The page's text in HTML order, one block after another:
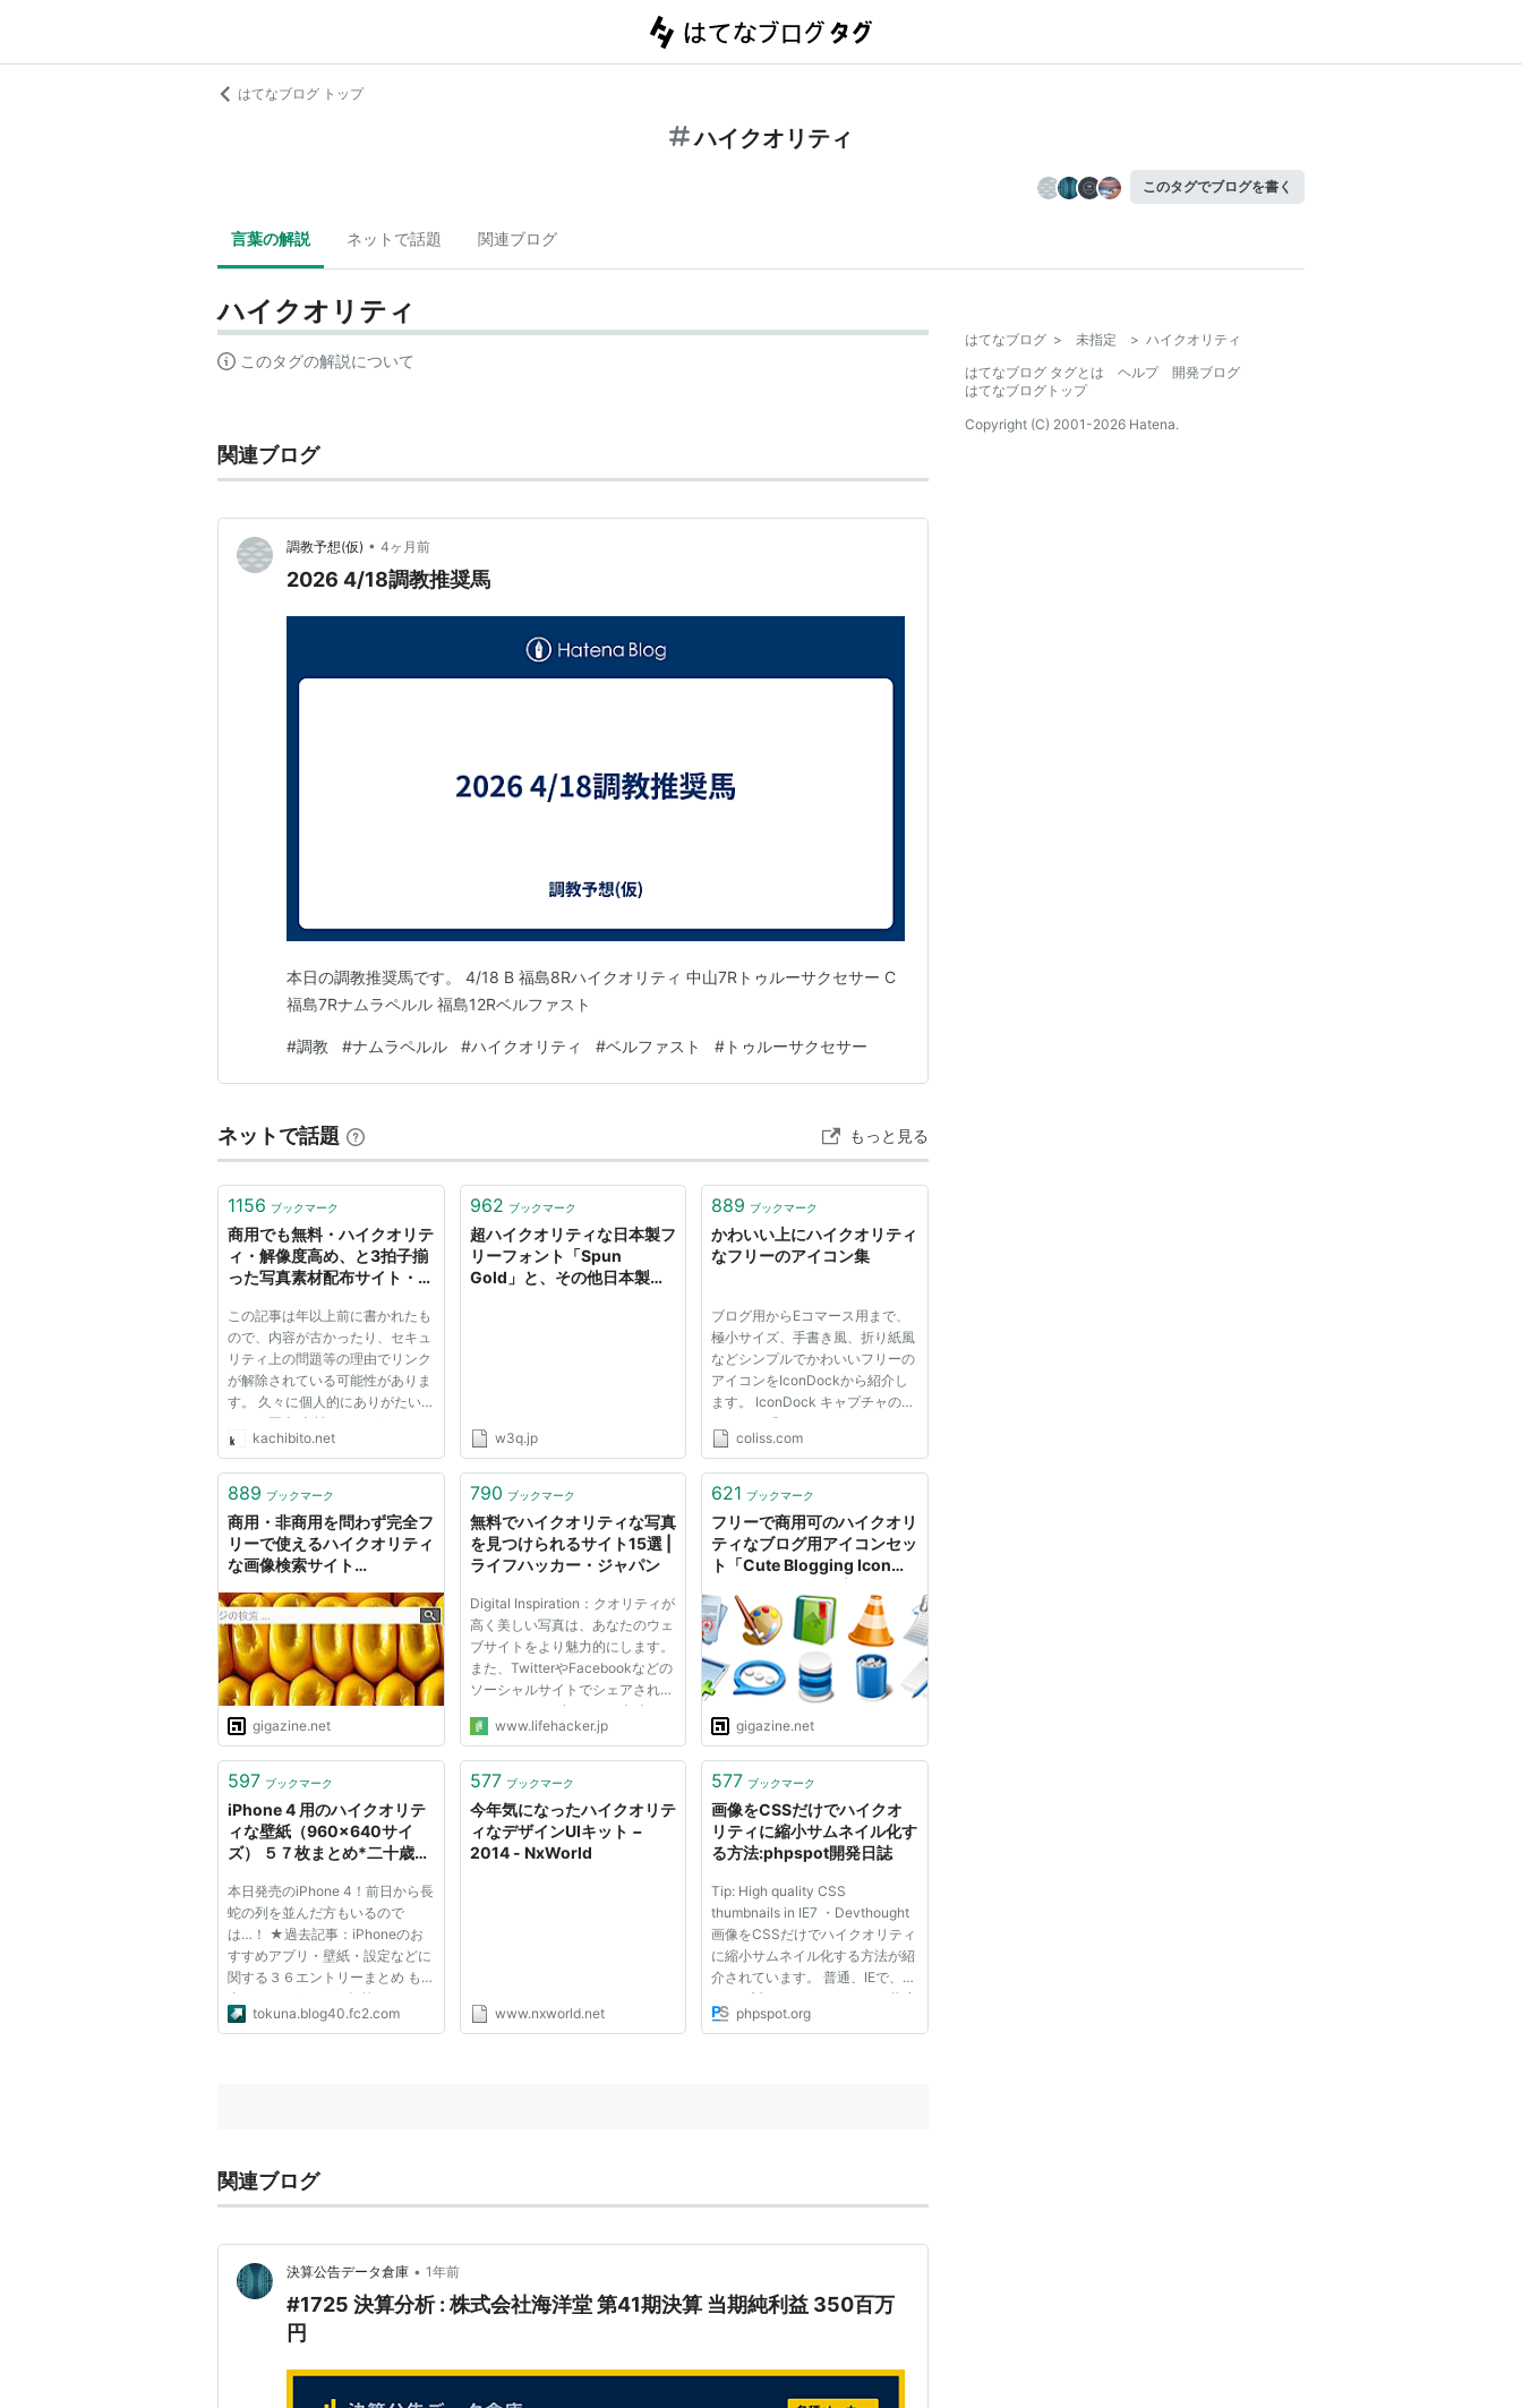
はてなブログ トップ
ハイクオリティ
このタグでブログを書く
言葉の解説 ネットで話題 関連ブログ
ハイクオリティ
このタグの解説について
関連ブログ
調教予想(仮) • 4ヶ月前
2026 4/18調教推奨馬
本日の調教推奨馬です。 4/18 B 福島8Rハイクオリティ 中山7Rトゥルーサクセサー C
福島7Rナムラペルル 福島12Rベルファスト
#調教 #ナムラペルル #ハイクオリティ #ベルファスト # トゥルーサクセサー
ネットで話題 もっと見る
1156 ブックマーク
商用でも無料・ハイクオリテ
ィ・解像度高め、と3拍子揃
った写真素材配布サイト・
この記事は年以上前に書かれたも
ので、内容が古かったり、セキュ
リティ上の問題等の理由でリンク
が解除されている可能性がありま
す。 久々に個人的にありがたい
フリー写真 素材サイトがあった
のでシェア。配布 されている写
く、使いやすそうです。ライセン
です...
kachibito.net
962 ブックマーク
超ハイクオリティな日本製フ
リーフォント「Spun
Gold」と、その他日本製の
w3q.jp
889 ブックマーク
かわいい上にハイクオリティ
なフリーのアイコン集
ブログ用からEコマース用まで、
極小サイズ、手書き風、折り紙風
などシンプルでかわいいフリーの
アイコンをIconDockから紹介し
ます。 IconDock キャプチャのア
イコンは「20 Free Marker-Style
Icons」 IconDockで配布されて
だけを下記にピックアップしまし
敵...
coliss.com
889 ブックマーク
商用・非商用を問わず完全フ
リーで使えるハイクオリティ
な画像検索サイト
gigazine.net
790 ブックマーク
無料でハイクオリティな写真
を見つけられるサイト15選 |
ライフハッカー・ジャパン
Digital Inspiration：クオリティが
高く美しい写真は、あなたのウェ
ブサイトをより魅力的にします。
また、TwitterやFacebookなどの
ソーシャルサイトでシェアされた
ときに、ウェブサイトに素晴らし
い写真が載っていれば、より多く
オリティの高い写真を無料でダウ
www.lifehacker.jp
621 ブックマーク
フリーで商用可のハイクオリ
ティなブログ用アイコンセッ
ト「Cute Blogging Icon
「Application Icon Set」
gigazine.net
597 ブックマーク
iPhone 4 用のハイクオリテ
ィな壁紙（960×640サイ
ズ） ５７枚まとめ*二十歳街
本日発売のiPhone 4！前日から長
蛇の列を並んだ方もいるので
は…！ ★過去記事：iPhoneのお
すすめアプリ・壁紙・設定などに
関する３６エントリーまとめ も
合わせてどうぞ。 1年前に3GSを
手に入れたときに私が参考にした
tokuna.blog40.fc2.com
577 ブックマーク
今年気になったハイクオリテ
ィなデザインUIキット −
2014 - NxWorld
www.nxworld.net
577 ブックマーク
画像をCSSだけでハイクオ
リティに縮小サムネイル化す
る方法:phpspot開発日誌
Tip: High quality CSS
thumbnails in IE7 ・Devthought
画像をCSSだけでハイクオリティ
に縮小サムネイル化する方法が紹
介されています。 普通、IEで、
img に対して、width, height 指定
すると、画像が汚く縮小されちゃ
phpspot.org
関連ブログ
決算公告データ倉庫 • 1年前
#1725 決算分析 : 株式会社海洋堂 第41期決算 当期純利益 350百万
円
はてなブログ > 未指定 > ハイクオリティ
はてなブログ タグとは
ヘルプ
開発ブログ
はてなブログトップ
Copyright (C) 2001-2026 Hatena.